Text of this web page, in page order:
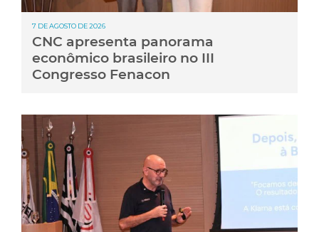
7 DE AGOSTO DE 2026
CNC apresenta panorama
econômico brasileiro no III
Congresso Fenacon